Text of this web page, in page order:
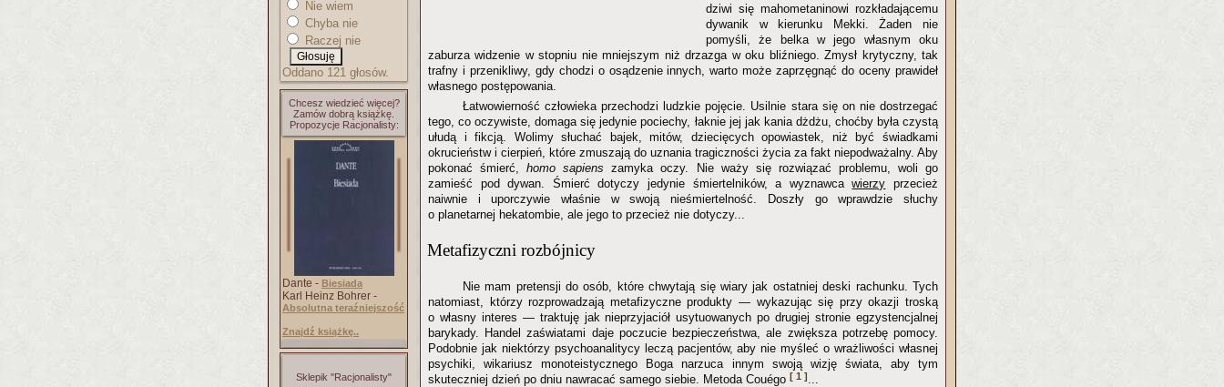
Nie wiem
Chyba nie
Raczej nie
Oddano 121 głosów.
Chcesz wiedzieć więcej?
Zamów dobrą książkę.
Propozycje Racjonalisty:
Dante - Biesiada
Karl Heinz Bohrer -
Absolutna teraźniejszość
Znajdź książkę..
Sklepik "Racjonalisty"
dziwi się mahometaninowi rozkładającemu
dywanik w kierunku Mekki. Żaden nie
pomyśli, że belka w jego własnym oku
zaburza widzenie w stopniu nie mniejszym niż drzazga w oku bliźniego. Zmysł krytyczny, tak
trafny i przenikliwy, gdy chodzi o osądzenie innych, warto może zaprzęgnąć do oceny prawideł
własnego postępowania.
Łatwowierność człowieka przechodzi ludzkie pojęcie. Usilnie stara się on nie dostrzegać
tego, co oczywiste, domaga się jedynie pociechy, łaknie jej jak kania dżdżu, choćby była czystą
ułudą i fikcją. Wolimy słuchać bajek, mitów, dziecięcych opowiastek, niż być świadkami
okrucieństw i cierpień, które zmuszają do uznania tragiczności życia za fakt niepodważalny. Aby
pokonać śmierć,homo sapienszamyka oczy. Nie waży się rozwiązać problemu, woli go
zamieść pod dywan. Śmierć dotyczy jedynie śmiertelników, a wyznawcawierzy przecież
naiwnie i uporczywie właśnie w swoją nieśmiertelność. Doszły go wprawdzie słuchy
o planetarnej hekatombie, ale jego to przecież nie dotyczy...
Metafizyczni rozbójnicy
Nie mam pretensji do osób, które chwytają się wiary jak ostatniej deski rachunku. Tych
natomiast, którzy rozprowadzają metafizyczne produkty — wykazując się przy okazji troską
o własny interes — traktuję jak nieprzyjaciół usytuowanych po drugiej stronie egzystencjalnej
barykady. Handel zaświatami daje poczucie bezpieczeństwa, ale zwiększa potrzebę pomocy.
Podobnie jak niektórzy psychoanalitycy leczą pacjentów, aby nie myśleć o wrażliwości własnej
psychiki, wikariusz monoteistycznego Boga narzuca innym swoją wizję świata, aby tym
skuteczniej dzień po dniu nawracać samego siebie. Metoda Couégo [ 1 ]